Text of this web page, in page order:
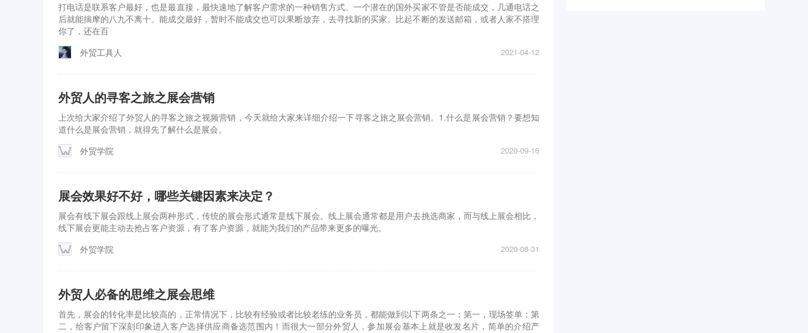
打电话是联系客户最好，也是最直接，最快速地了解客户需求的一种销售方式。一个潜在的国外买家不管是否能成交，几通电话之
后就能揣摩的八九不离十。能成交最好，暂时不能成交也可以果断放弃，去寻找新的买家。比起不断的发送邮箱，或者人家不搭理
你了，还在百
外贸工具人
2021-04-12
外贸人的寻客之旅之展会营销
上次给大家介绍了外贸人的寻客之旅之视频营销，今天就给大家来详细介绍一下寻客之旅之展会营销。1.什么是展会营销？要想知
道什么是展会营销，就得先了解什么是展会。
外贸学院
2020-09-16
展会效果好不好，哪些关键因素来决定？
展会有线下展会跟线上展会两种形式，传统的展会形式通常是线下展会。线上展会通常都是用户去挑选商家，而与线上展会相比，
线下展会更能主动去抢占客户资源，有了客户资源，就能为我们的产品带来更多的曝光。
外贸学院
2020-08-31
外贸人必备的思维之展会思维
首先，展会的转化率是比较高的，正常情况下，比较有经验或者比较老练的业务员，都能做到以下两条之一：第一，现场签单；第
二，给客户留下深刻印象进入客户选择供应商备选范围内！而很大一部分外贸人，参加展会基本上就是收发名片，简单的介绍产